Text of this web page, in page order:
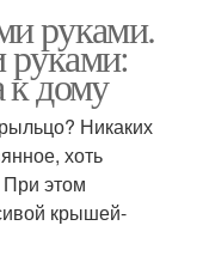
руками.
руками:
к дому
Никаких
хоть
этом
крышей-